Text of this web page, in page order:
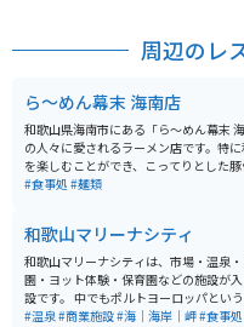
周辺のレ
ら～めん幕末 海南店
和歌山県海南市にある「ら～めん幕末
の人々に愛されるラーメン店です。特
を楽しむことができ、こってりとした
の絶妙なバランスが特徴です。メニュー
適な場所で、近隣には自然の絶景も多く
イクでのツーリングを楽しむのも良い
も用意されており、サクッと入店でき
山の美味しいラーメンを味わいに訪れ
#食事処 #麺類
和歌山マリーナシティ
和歌山マリーナシティは、市場・温泉
園・ヨット体験・保育園などの施設が
設です。 中でもポルトヨーロッパとい
パの街並みをイメージしており、SNS
#温泉#商業施設#海｜海岸｜岬#食事処